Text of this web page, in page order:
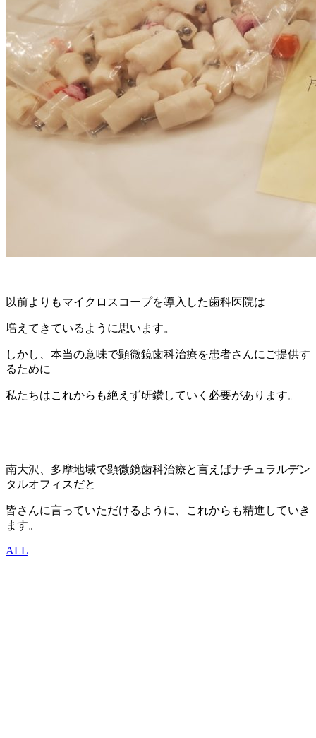
以前よりもマイクロスコープを導入した歯科医院は
増えてきているように思います。
しかし、本当の意味で顕微鏡歯科治療を患者さんにご提供す
るために
私たちはこれからも絶えず研鑽していく必要があります。
南大沢、多摩地域で顕微鏡歯科治療と言えばナチュラルデン
タルオフィスだと
皆さんに言っていただけるように、これからも精進していき
ます。
ALL